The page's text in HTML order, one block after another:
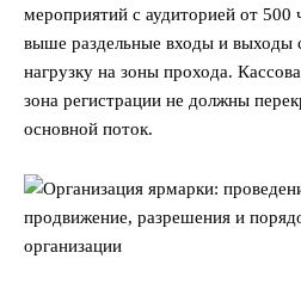
мероприятий с аудиторией от 500
выше раздельные входы и выходы
нагрузку на зоны прохода.
зона регистрации не должны
основной поток.